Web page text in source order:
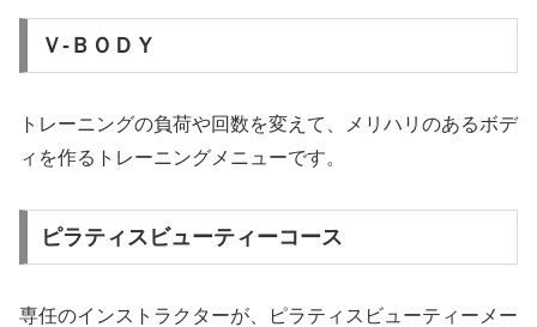
Ｖ-ＢＯＤＹ
トレーニングの負荷や回数を変えて、メリハリのあるボデ
ィを作るトレーニングメニューです。
ピラティスビューティーコース
専任のインストラクターが、ピラティスビューティーメー